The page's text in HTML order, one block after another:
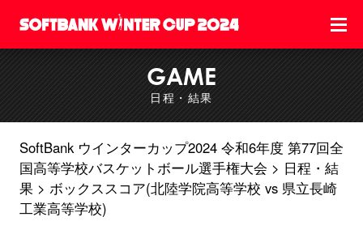
GAME
日程・結果
SoftBank ウインターカップ2024 令和6年度 第77回全
国高等学校バスケットボール選手権大会
日程・結
果
ボックススコア(北陸学院高等学校 vs 県立長崎
工業高等学校)